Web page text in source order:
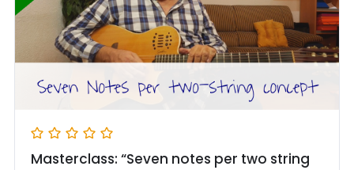
Masterclass: “Seven notes per two string